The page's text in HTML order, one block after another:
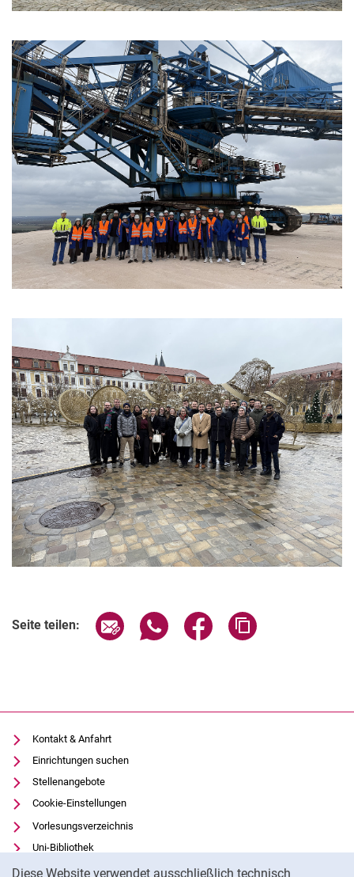
Diese Website verwendet ausschließlich technisch
Seite teilen: Seite über E-Mail teilen
Seite über WhatsApp teilen
Seite über Facebook
Kontakt & Anfahrt
Einrichtungen suchen
Stellenangebote
Cookie-Einstellungen
Vorlesungsverzeichnis
Uni-Bibliothek
Moodle